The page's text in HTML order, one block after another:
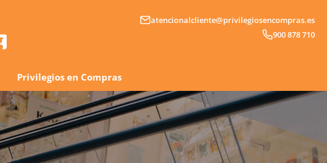
atencionalcliente@privilegiosencompras.es
900 878 710
Privilegios en Compras